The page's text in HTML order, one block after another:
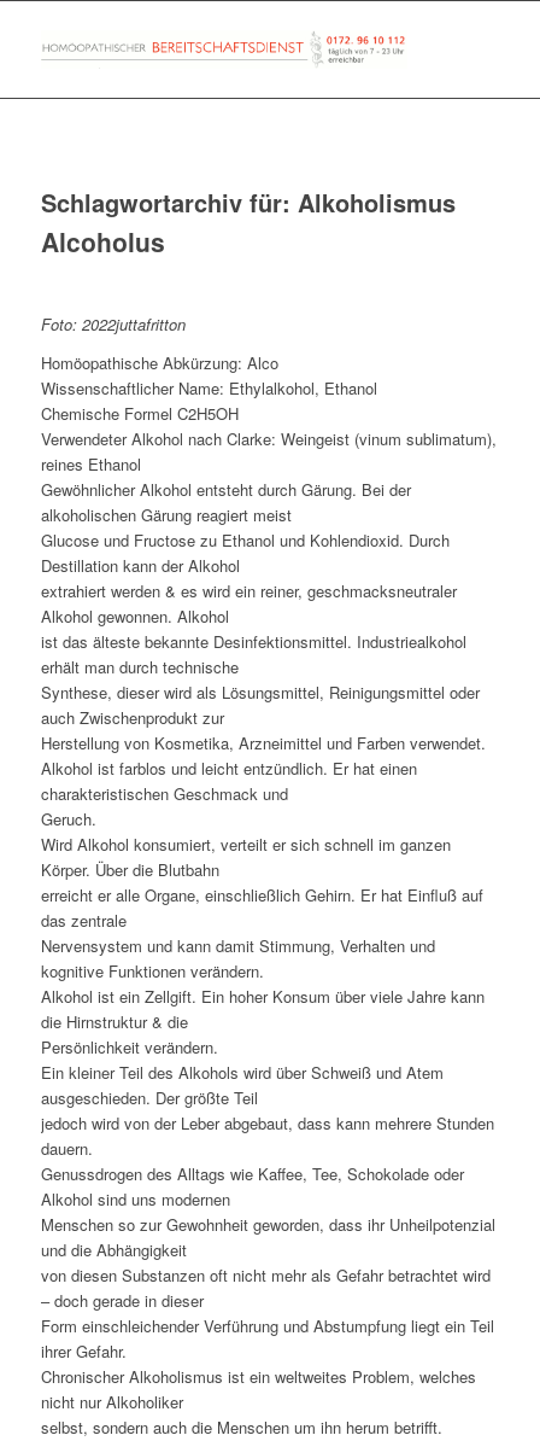
Schlagwortarchiv für: Alkoholismus
Alcoholus
Foto: 2022juttafritton
Homöopathische Abkürzung: Alco
Wissenschaftlicher Name: Ethylalkohol, Ethanol
Chemische Formel C2H5OH
Verwendeter Alkohol nach Clarke: Weingeist (vinum sublimatum),
reines Ethanol
Gewöhnlicher Alkohol entsteht durch Gärung. Bei der
alkoholischen Gärung reagiert meist
Glucose und Fructose zu Ethanol und Kohlendioxid. Durch
Destillation kann der Alkohol
extrahiert werden & es wird ein reiner, geschmacksneutraler
Alkohol gewonnen. Alkohol
ist das älteste bekannte Desinfektionsmittel. Industriealkohol
erhält man durch technische
Synthese, dieser wird als Lösungsmittel, Reinigungsmittel oder
auch Zwischenprodukt zur
Herstellung von Kosmetika, Arzneimittel und Farben verwendet.
Alkohol ist farblos und leicht entzündlich. Er hat einen
charakteristischen Geschmack und
Geruch.
Wird Alkohol konsumiert, verteilt er sich schnell im ganzen
Körper. Über die Blutbahn
erreicht er alle Organe, einschließlich Gehirn. Er hat Einfluß auf
das zentrale
Nervensystem und kann damit Stimmung, Verhalten und
kognitive Funktionen verändern.
Alkohol ist ein Zellgift. Ein hoher Konsum über viele Jahre kann
die Hirnstruktur & die
Persönlichkeit verändern.
Ein kleiner Teil des Alkohols wird über Schweiß und Atem
ausgeschieden. Der größte Teil
jedoch wird von der Leber abgebaut, dass kann mehrere Stunden
dauern.
Genussdrogen des Alltags wie Kaffee, Tee, Schokolade oder
Alkohol sind uns modernen
Menschen so zur Gewohnheit geworden, dass ihr Unheilpotenzial
und die Abhängigkeit
von diesen Substanzen oft nicht mehr als Gefahr betrachtet wird
– doch gerade in dieser
Form einschleichender Verführung und Abstumpfung liegt ein Teil
ihrer Gefahr.
Chronischer Alkoholismus ist ein weltweites Problem, welches
nicht nur Alkoholiker
selbst, sondern auch die Menschen um ihn herum betrifft.